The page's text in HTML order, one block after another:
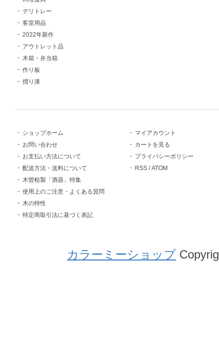
デリトレー
客室用品
2022年新作
アウトレット品
木箱・弁当箱
作り板
摺り漆
ショップホーム
お問い合わせ
お支払い方法について
配送方法・送料について
木曽桧製「酒器」特集
使用上のご注意・よくある質問
木の特性
特定商取引法に基づく表記
マイアカウント
カートを見る
プライバシーポリシー
RSS /ATOM
カラーミーショップ